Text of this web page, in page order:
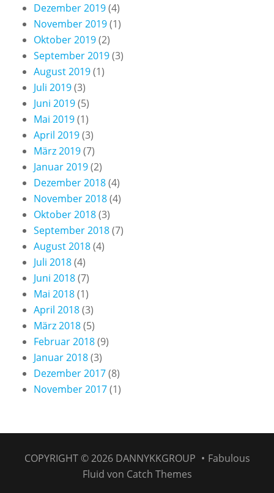
Dezember 2019(4)
November 2019(1)
Oktober 2019(2)
September 2019(3)
August 2019(1)
Juli 2019(3)
Juni 2019(5)
Mai 2019(1)
April 2019(3)
März 2019(7)
Januar 2019(2)
Dezember 2018(4)
November 2018(4)
Oktober 2018(3)
September 2018(7)
August 2018(4)
Juli 2018(4)
Juni 2018(7)
Mai 2018(1)
April 2018(3)
März 2018(5)
Februar 2018(9)
Januar 2018(3)
Dezember 2017(8)
November 2017(1)
COPYRIGHT © 2026 DANNYKKGROUP • Fabulous
Fluid von Catch Themes